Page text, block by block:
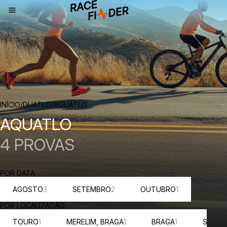
NAVEGAÇÃO
INÍCIO/DUATLO/AQUATLO
AQUATLO
4 PROVAS
POR DATA
AGOSTO3 SETEMBRO2 OUTUBRO1
POR LOCALIZAÇÃO
TOURO1 MERELIM, BRAGA1 BRAGA1